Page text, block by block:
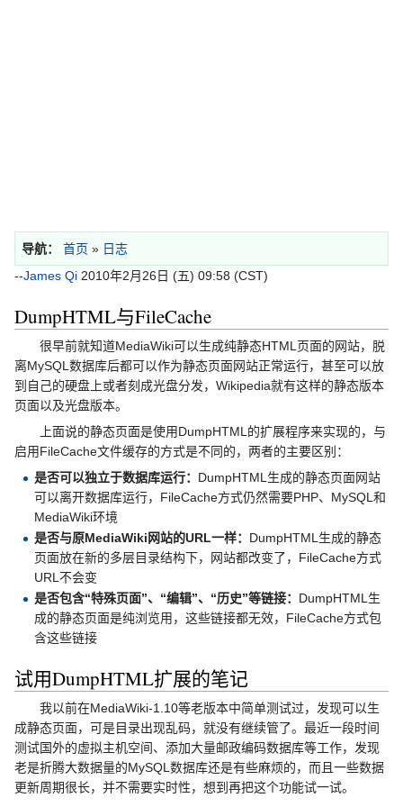
导航： 首页 » 日志
--James Qi 2010年2月26日 (五) 09:58 (CST)
DumpHTML与FileCache
很早前就知道MediaWiki可以生成纯静态HTML页面的网站，脱
离MySQL数据库后都可以作为静态页面网站正常运行，甚至可以放
到自己的硬盘上或者刻成光盘分发，Wikipedia就有这样的静态版本
页面以及光盘版本。
上面说的静态页面是使用DumpHTML的扩展程序来实现的，与
启用FileCache文件缓存的方式是不同的，两者的主要区别：
是否可以独立于数据库运行： DumpHTML生成的静态页面网站
可以离开数据库运行，FileCache方式仍然需要PHP、MySQL和
MediaWiki环境
是否与原MediaWiki网站的URL一样： DumpHTML生成的静态
页面放在新的多层目录结构下，网站都改变了，FileCache方式
URL不会变
是否包含“特殊页面”、“编辑”、“历史”等链接： DumpHTML生
成的静态页面是纯浏览用，这些链接都无效，FileCache方式包
含这些链接
试用DumpHTML扩展的笔记
我以前在MediaWiki-1.10等老版本中简单测试过，发现可以生
成静态页面，可是目录出现乱码，就没有继续管了。最近一段时间
测试国外的虚拟主机空间、添加大量邮政编码数据库等工作，发现
老是折腾大数据量的MySQL数据库还是有些麻烦的，而且一些数据
更新周期很长，并不需要实时性，想到再把这个功能试一试。